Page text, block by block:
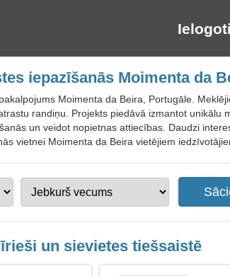
iepazīšanās Moimenta da
Moimenta da Beira, Portugāle.
randiņu. Projekts piedāvā izmantot unikālu
un veidot nopietnas attiecības. Daudzi
vietnei Moimenta da Beira vietējiem
un sievietes tiešsaistē